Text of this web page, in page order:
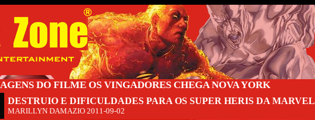
DO FILME OS VINGADORES CHEGA NOVA YORK
DESTRUIO E DIFICULDADES PARA OS SUPER HERIS DA MARVEL
MARILLYN DAMAZIO 2011-09-02